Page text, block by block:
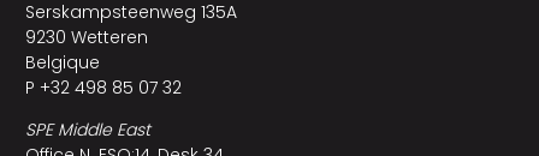
Serskampsteenweg 135A
9230 Wetteren
Belgique
P +32 498 85 07 32
SPE Middle East